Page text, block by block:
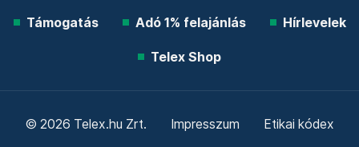
Támogatás Adó 1% felajánlás Hírlevelek
Telex Shop
© 2026 Telex.hu Zrt. Impresszum Etikai kódex